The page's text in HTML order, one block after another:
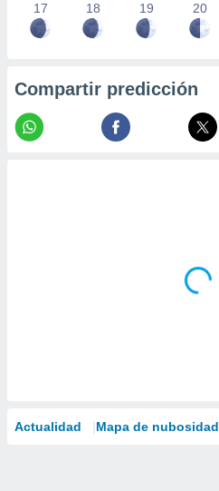
17 18 19 20
Compartir predicción
Actualidad Mapa de nubosidad